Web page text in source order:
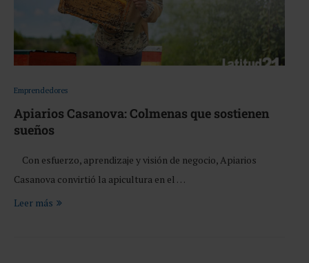
Emprendedores
Apiarios Casanova: Colmenas que sostienen
sueños
Con esfuerzo, aprendizaje y visión de negocio, Apiarios
Casanova convirtió la apicultura en el …
Leer más